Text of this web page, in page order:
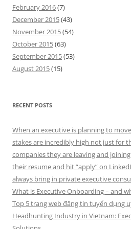
February 2016(7)
December 2015(43)
November 2015(54)
October 2015(63)
September 2015(53)
August 2015(15)
RECENT POSTS
When an executive is planning to
stakes are incredibly high not just for
companies they are leaving and
their resume and hit “apply” on
always bring in private executive
What is Executive Onboarding – and
Top 5 trang web đăng tin tuyển dụng
Headhunting Industry in Vietnam: